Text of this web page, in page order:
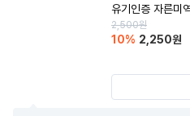
유기인증 자른미
2,500원
10% 2,250원